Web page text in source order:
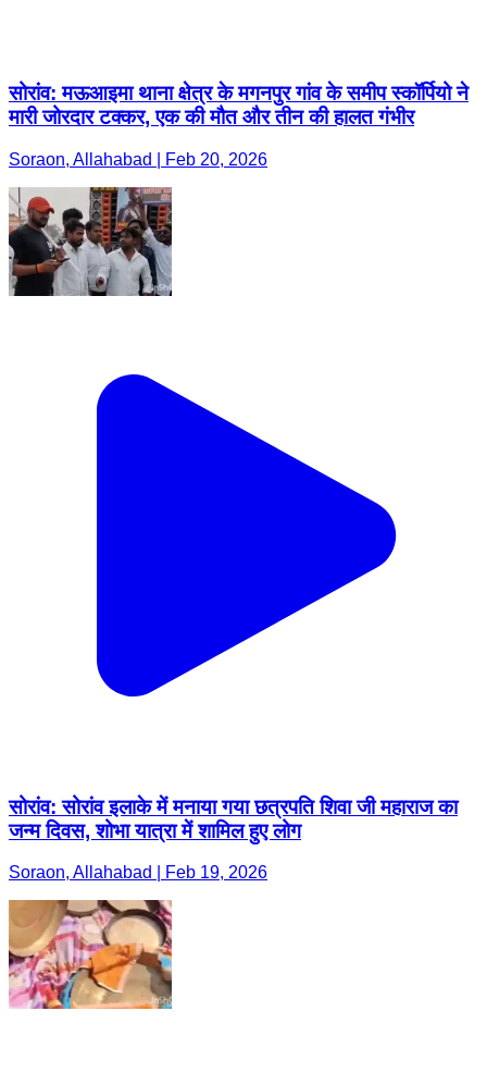
सोरांव: मऊआइमा थाना क्षेत्र के मगनपुर गांव के समीप स्कॉर्पियो ने
मारी जोरदार टक्कर, एक की मौत और तीन की हालत गंभीर
Soraon, Allahabad | Feb 20, 2026
सोरांव: सोरांव इलाके में मनाया गया छत्रपति शिवा जी महाराज का
जन्म दिवस, शोभा यात्रा में शामिल हुए लोग
Soraon, Allahabad | Feb 19, 2026